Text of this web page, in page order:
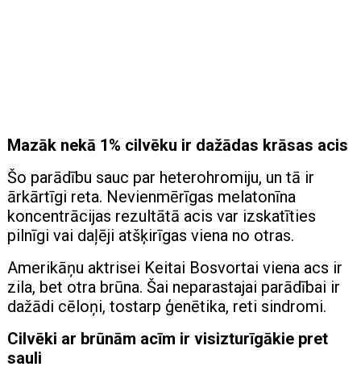
Mazāk nekā 1% cilvēku ir dažādas krāsas acis
Šo parādību sauc par heterohromiju, un tā ir
ārkārtīgi reta. Nevienmērīgas melatonīna
koncentrācijas rezultātā acis var izskatīties
pilnīgi vai daļēji atšķirīgas viena no otras.
Amerikāņu aktrisei Keitai Bosvortai viena acs ir
zila, bet otra brūna. Šai neparastajai parādībai ir
dažādi cēloņi, tostarp ģenētika, reti sindromi.
Cilvēki ar brūnām acīm ir visizturīgākie pret
sauli